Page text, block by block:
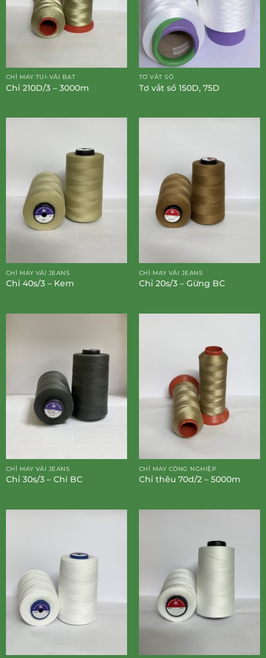
CHỈ MAY TÚI-VẢI BẠT
Chỉ 210D/3 – 3000m
TƠ VẮT SỔ
Tơ vắt sổ 150D, 75D
CHỈ MAY VẢI JEANS
Chỉ 40s/3 – Kem
CHỈ MAY VẢI JEANS
Chỉ 20s/3 – Gừng BC
CHỈ MAY VẢI JEANS
Chỉ 30s/3 – Chì BC
CHỈ MAY CÔNG NGHIỆP
Chỉ thêu 70d/2 – 5000m